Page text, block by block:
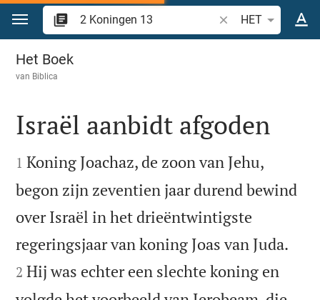
Spring naar inhoud
Zoek Bijbelvers of
HET
2 Koningen 13
Het Boek
van Biblica

Israël aanbidt afgoden

1 Koning Joachaz, de zoon van Jehu,
begon zijn zeventien jaar durend bewind
over Israël in het drieëntwintigste
regeringsjaar van koning Joas van Juda.
2 Hij was echter een slechte koning en